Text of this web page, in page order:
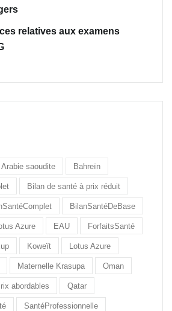
relatives aux examens
Arabie saoudite Bahreïn
Bilan de santé à prix réduit
BilanSantéDeBase
Azure EAU ForfaitsSanté
Koweït Lotus Azure
Maternelle Krasupa Oman
abordables Qatar
SantéProfessionnelle